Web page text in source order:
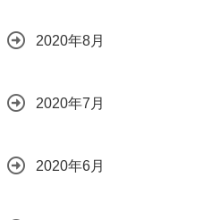
2020年8月
2020年7月
2020年6月